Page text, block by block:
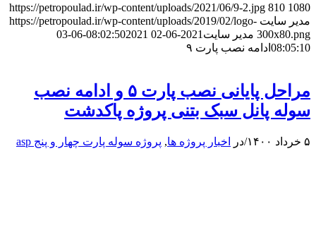
https://petropoulad.ir/wp-content/uploads/2021/06/9-2.jpg 810 1080
مدیر سایت https://petropoulad.ir/wp-content/uploads/2019/02/logo-
300x80.png مدیر سایت 2021-06-02 08:02:50
2021-06-03
08:05:10 ادامه نصب پارت ۹
مراحل پایانی نصب پارت ۵ و ادامه نصب
سوله پانل سبک بتنی پروژه پاکدشت
۵ خرداد ۱۴۰۰ /در اخبار پروژه ها, پروژه سوله پارت چهار و پنج asp